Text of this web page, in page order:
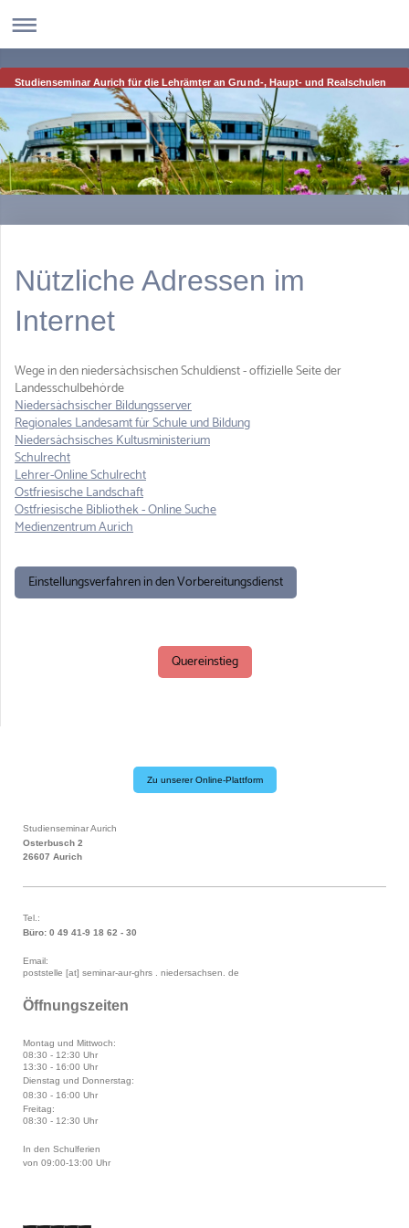
Studienseminar Aurich für die Lehrämter an Grund-, Haupt- und Realschulen
Nützliche Adressen im
Internet
Wege in den niedersächsischen Schuldienst - offizielle Seite der
Landesschulbehörde
Niedersächsischer Bildungsserver
Regionales Landesamt für Schule und Bildung
Niedersächsisches Kultusministerium
Schulrecht
Lehrer-Online Schulrecht
Ostfriesische Landschaft
Ostfriesische Bibliothek - Online Suche
Medienzentrum Aurich
Einstellungsverfahren in den Vorbereitungsdienst
Quereinstieg
Zu unserer Online-Plattform
Studienseminar Aurich
Osterbusch 2
26607 Aurich
Tel.:
Büro: 0 49 41-9 18 62 - 30
Email:
poststelle [at] seminar-aur-ghrs . niedersachsen. de
Öffnungszeiten
Montag und Mittwoch:
08:30 - 12:30 Uhr
13:30 - 16:00 Uhr
Dienstag und Donnerstag:
08:30 - 16:00 Uhr
Freitag:
08:30 - 12:30 Uhr
In den Schulferien
von 09:00-13:00 Uhr